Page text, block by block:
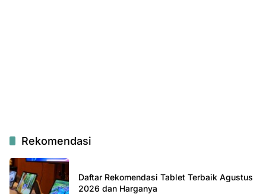
Rekomendasi
Daftar Rekomendasi Tablet Terbaik Agustus
2026 dan Harganya